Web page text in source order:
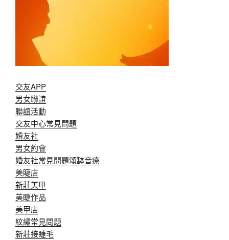
交友APP
男女聯誼
聯誼活動
交友中心常見問題
婚友社
男女約會
婚友社常見問題頌缽音療
美睫店
新莊美甲
美睫作品
美甲店
紋繡常見問題
新莊接睫毛